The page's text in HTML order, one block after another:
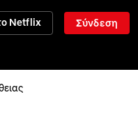
Netflix Σύνδεση